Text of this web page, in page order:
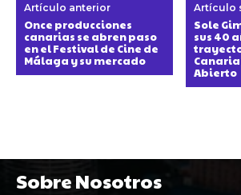
Artículo anterior
Once producciones
canarias se abren paso
en el Festival de Cine de
Málaga y su mercado
Artículo
Sole
sus 40
Abierto
Sobre Nosotros